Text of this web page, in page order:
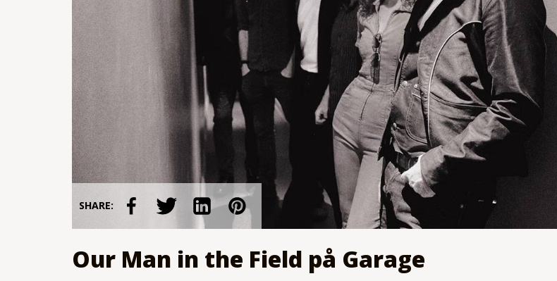
SHARE:
Our Man in the Field på Garage